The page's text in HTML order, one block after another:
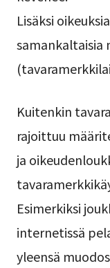
Lisäksi
samankaltaisia
Kuitenkin
rajoittuu
ja
Esimerkiksi
internetissä
yleensä